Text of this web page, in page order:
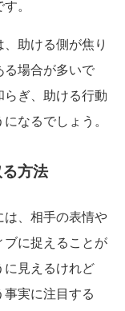
。
助ける側が焦り
る場合が多いで
ぎ、助ける行動
なるでしょう。
方法
は、相手の表情や
ブに捉えることが
に見えるけれど
事実に注目する